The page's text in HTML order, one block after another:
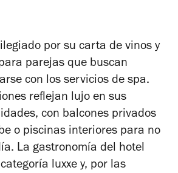
por su carta de vinos y
parejas que buscan
con los servicios de spa.
reflejan lujo en sus
con balcones privados
o piscinas interiores para no
La gastronomía del hotel
luxxe y, por las